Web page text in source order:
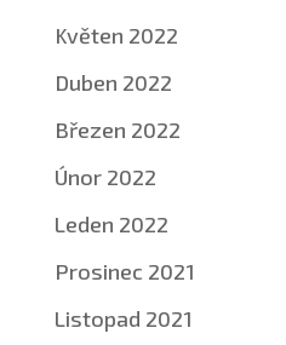
Květen 2022
Duben 2022
Březen 2022
Únor 2022
Leden 2022
Prosinec 2021
Listopad 2021